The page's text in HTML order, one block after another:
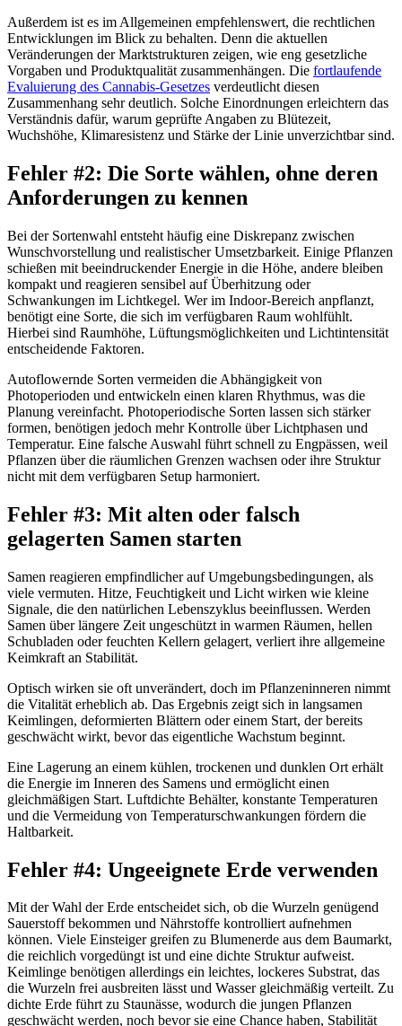
Außerdem ist es im Allgemeinen empfehlenswert, die rechtlichen
Entwicklungen im Blick zu behalten. Denn die aktuellen
Veränderungen der Marktstrukturen zeigen, wie eng gesetzliche
Vorgaben und Produktqualität zusammenhängen. Die fortlaufende
Evaluierung des Cannabis-Gesetzes verdeutlicht diesen
Zusammenhang sehr deutlich. Solche Einordnungen erleichtern das
Verständnis dafür, warum geprüfte Angaben zu Blütezeit,
Wuchshöhe, Klimaresistenz und Stärke der Linie unverzichtbar sind.
Fehler #2: Die Sorte wählen, ohne deren
Anforderungen zu kennen
Bei der Sortenwahl entsteht häufig eine Diskrepanz zwischen
Wunschvorstellung und realistischer Umsetzbarkeit. Einige Pflanzen
schießen mit beeindruckender Energie in die Höhe, andere bleiben
kompakt und reagieren sensibel auf Überhitzung oder
Schwankungen im Lichtkegel. Wer im Indoor-Bereich anpflanzt,
benötigt eine Sorte, die sich im verfügbaren Raum wohlfühlt.
Hierbei sind Raumhöhe, Lüftungsmöglichkeiten und Lichtintensität
entscheidende Faktoren.
Autoflowernde Sorten vermeiden die Abhängigkeit von
Photoperioden und entwickeln einen klaren Rhythmus, was die
Planung vereinfacht. Photoperiodische Sorten lassen sich stärker
formen, benötigen jedoch mehr Kontrolle über Lichtphasen und
Temperatur. Eine falsche Auswahl führt schnell zu Engpässen, weil
Pflanzen über die räumlichen Grenzen wachsen oder ihre Struktur
nicht mit dem verfügbaren Setup harmoniert.
Fehler #3: Mit alten oder falsch
gelagerten Samen starten
Samen reagieren empfindlicher auf Umgebungsbedingungen, als
viele vermuten. Hitze, Feuchtigkeit und Licht wirken wie kleine
Signale, die den natürlichen Lebenszyklus beeinflussen. Werden
Samen über längere Zeit ungeschützt in warmen Räumen, hellen
Schubladen oder feuchten Kellern gelagert, verliert ihre allgemeine
Keimkraft an Stabilität.
Optisch wirken sie oft unverändert, doch im Pflanzeninneren nimmt
die Vitalität erheblich ab. Das Ergebnis zeigt sich in langsamen
Keimlingen, deformierten Blättern oder einem Start, der bereits
geschwächt wirkt, bevor das eigentliche Wachstum beginnt.
Eine Lagerung an einem kühlen, trockenen und dunklen Ort erhält
die Energie im Inneren des Samens und ermöglicht einen
gleichmäßigen Start. Luftdichte Behälter, konstante Temperaturen
und die Vermeidung von Temperaturschwankungen fördern die
Haltbarkeit.
Fehler #4: Ungeeignete Erde verwenden
Mit der Wahl der Erde entscheidet sich, ob die Wurzeln genügend
Sauerstoff bekommen und Nährstoffe kontrolliert aufnehmen
können. Viele Einsteiger greifen zu Blumenerde aus dem Baumarkt,
die reichlich vorgedüngt ist und eine dichte Struktur aufweist.
Keimlinge benötigen allerdings ein leichtes, lockeres Substrat, das
die Wurzeln frei ausbreiten lässt und Wasser gleichmäßig verteilt. Zu
dichte Erde führt zu Staunässe, wodurch die jungen Pflanzen
geschwächt werden, noch bevor sie eine Chance haben, Stabilität